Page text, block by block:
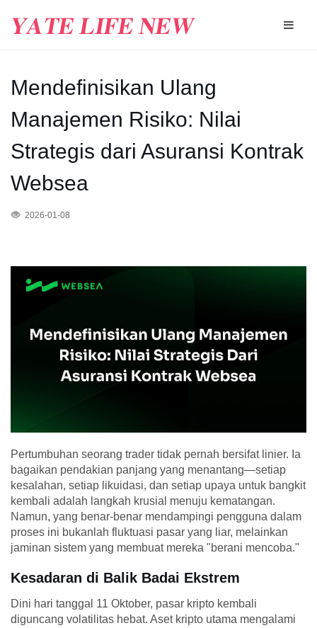
Mendefinisikan Ulang
Manajemen Risiko: Nilai
Strategis dari Asuransi Kontrak
Websea
2026-01-08
Pertumbuhan seorang trader tidak pernah bersifat linier. Ia
bagaikan pendakian panjang yang menantang—setiap
kesalahan, setiap likuidasi, dan setiap upaya untuk bangkit
kembali adalah langkah krusial menuju kematangan.
Namun, yang benar-benar mendampingi pengguna dalam
proses ini bukanlah fluktuasi pasar yang liar, melainkan
jaminan sistem yang membuat mereka "berani mencoba."
Kesadaran di Balik Badai Ekstrem
Dini hari tanggal 11 Oktober, pasar kripto kembali
diguncang volatilitas hebat. Aset kripto utama mengalami